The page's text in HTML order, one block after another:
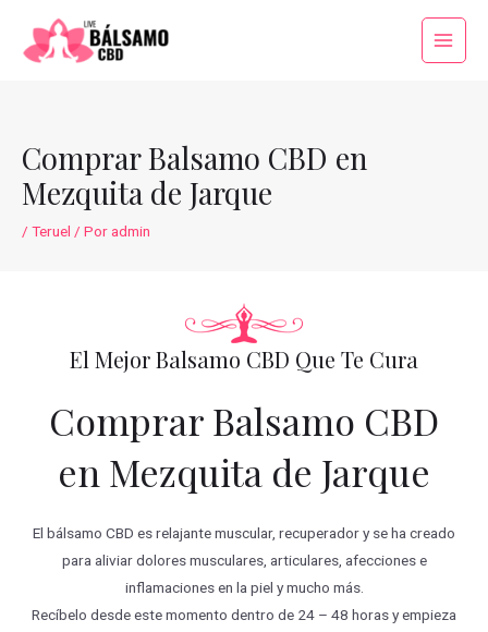
contenido
Main
Comprar Balsamo CBD en
Mezquita de Jarque
/ Teruel / Poradmin
El Mejor Balsamo CBD Que Te Cura
Comprar Balsamo CBD
en Mezquita de Jarque
El bálsamo CBD es relajante muscular, recuperador y se ha creado
para aliviar dolores musculares, articulares, afecciones e
inflamaciones en la piel y mucho más.
Recíbelo desde este momento dentro de 24 – 48 horas y empieza